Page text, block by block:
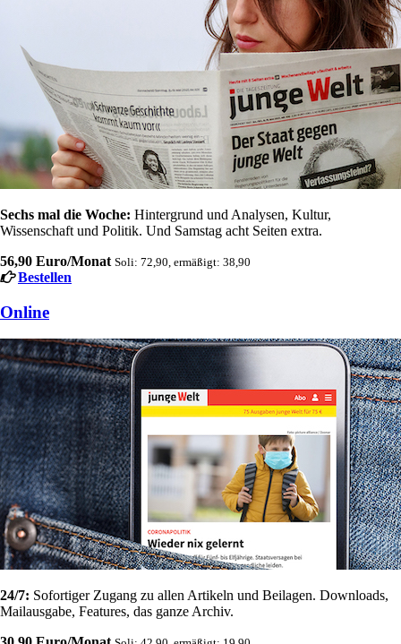
Sechs mal die Woche: Hintergrund und Analysen, Kultur,
Wissenschaft und Politik. Und Samstag acht Seiten extra.
56,90 Euro/Monat Soli: 72,90, ermäßigt: 38,90
Bestellen
Online
24/7: Sofortiger Zugang zu allen Artikeln und Beilagen. Downloads,
Mailausgabe, Features, das ganze Archiv.